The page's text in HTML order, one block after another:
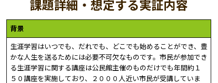
課題詳細・想定する実証内容
背景
生涯学習はいつでも、だれでも、どこでも始めることができ、豊
かな人生を送るためには必要不可欠なものです。市民が参加でき
る生涯学習に関する講座は公民館主催のものだけでも年間約１
５０講座を実施しており、２０００人近い市民が受講していま